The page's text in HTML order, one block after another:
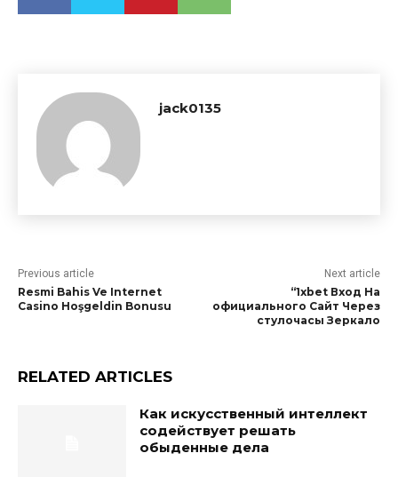
jack0135
Previous article
Resmi Bahis Ve Internet
Casino Hoşgeldin Bonusu
Next article
“1xbet Вход На
официального Сайт Через
стулочасы Зеркало
RELATED ARTICLES
Как искусственный интеллект
содействует решать
обыденные дела